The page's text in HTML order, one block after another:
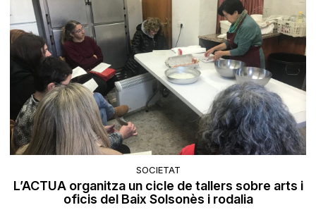
SOCIETAT
L’ACTUA organitza un cicle de tallers sobre arts i
oficis del Baix Solsonès i rodalia